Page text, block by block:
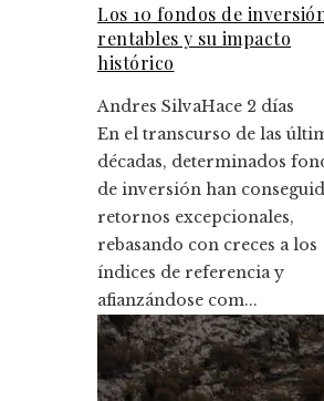
Los 10 fondos de
rentables y su impacto
histórico
Andres SilvaHace 2 días
En el transcurso de las
décadas, determinados
de inversión han
retornos excepcionales,
rebasando con creces a los
índices de referencia y
afianzándose com...